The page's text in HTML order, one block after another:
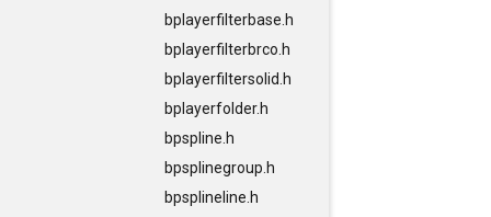
bplayerfilterbase.h
bplayerfilterbrco.h
bplayerfiltersolid.h
bplayerfolder.h
bpspline.h
bpsplinegroup.h
bpsplineline.h